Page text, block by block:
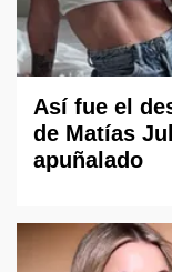
Así fue el
de Matías
apuñalado